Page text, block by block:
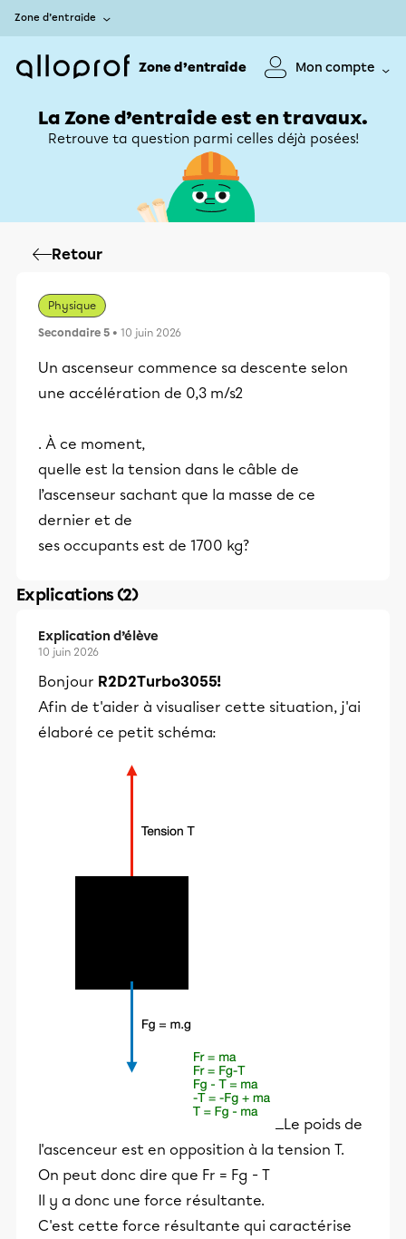
Zone d’entraide
Zone d’entraide Mon compte
La Zone d’entraide est en travaux.
Retrouve ta question parmi celles déjà posées!
Retour
Physique
Secondaire 5 • 10 juin 2026
Un ascenseur commence sa descente selon
une accélération de 0,3 m/s2
. À ce moment,
quelle est la tension dans le câble de
l’ascenseur sachant que la masse de ce
dernier et de
ses occupants est de 1700 kg?
Explications (2)
Explication d’élève
10 juin 2026
Bonjour R2D2Turbo3055!
Afin de t'aider à visualiser cette situation, j'ai
élaboré ce petit schéma:
Le poids de
l'ascenceur est en opposition à la tension T.
On peut donc dire que Fr = Fg - T
Il y a donc une force résultante.
C'est cette force résultante qui caractérise